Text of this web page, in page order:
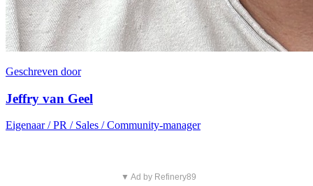
Geschreven door
Jeffry van Geel
Eigenaar / PR / Sales / Community-manager
▼ Ad by Refinery89